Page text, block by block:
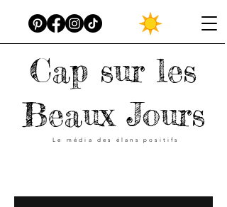
Cap sur les
Beaux Jours
Le média des élans positifs